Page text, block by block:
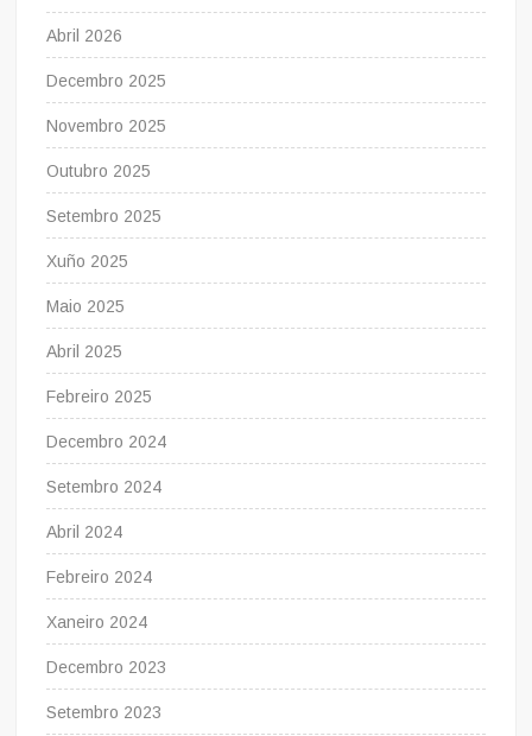
Abril 2026
Decembro 2025
Novembro 2025
Outubro 2025
Setembro 2025
Xuño 2025
Maio 2025
Abril 2025
Febreiro 2025
Decembro 2024
Setembro 2024
Abril 2024
Febreiro 2024
Xaneiro 2024
Decembro 2023
Setembro 2023